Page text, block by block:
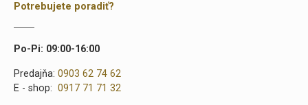
Potrebujete poradiť?
Po-Pi: 09:00-16:00
Predajňa: 0903 62 74 62
E - shop: 0917 71 71 32